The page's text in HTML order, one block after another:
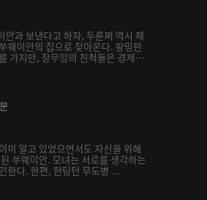
안과 보낸다고 하자, 두룬쩌 역시 제
웨이안의 집으로 찾아온다. 팡밍판
가지만, 장무잉의 친척들은 경제
미 알고 있었으면서도 자신을 위해
쑤웨이안. 모녀는 서로를 생각하는
한다. 한편, 헌팅턴 무도병 ...